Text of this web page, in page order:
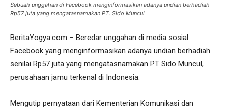
Sebuah unggahan di Facebook menginformasikan adanya undian berhadiah
Rp57 juta yang mengatasnamakan PT. Sido Muncul
BeritaYogya.com – Beredar unggahan di media sosial
Facebook yang menginformasikan adanya undian berhadiah
senilai Rp57 juta yang mengatasnamakan PT Sido Muncul,
perusahaan jamu terkenal di Indonesia.
Mengutip pernyataan dari Kementerian Komunikasi dan